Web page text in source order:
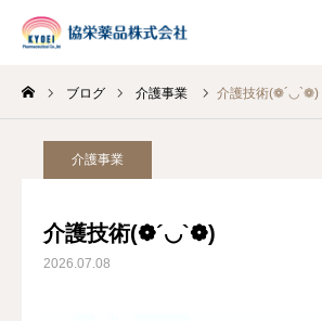
ブログ 介護事業 介護技術(❁´◡`❁)
介護事業
介護技術(❁´◡`❁)
2026.07.08
INSTAGRAM
HOME